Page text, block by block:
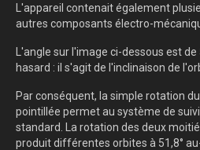
L'appareil contenait également
autres composants électro-
L'angle sur l'image ci-dessous est de
hasard : il s'agit de l'inclinaison de
Par conséquent, la simple rotation
pointillée permet au système de
standard. La rotation des deux
produit différentes orbites à 51,8°